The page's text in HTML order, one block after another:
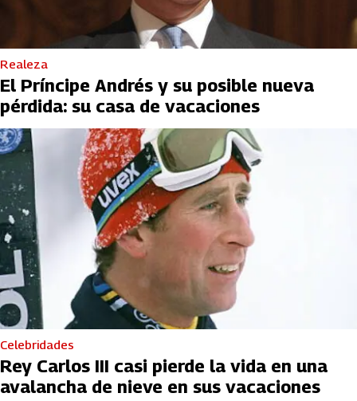
Realeza
El Príncipe Andrés y su posible nueva
pérdida: su casa de vacaciones
Celebridades
Rey Carlos III casi pierde la vida en una
avalancha de nieve en sus vacaciones